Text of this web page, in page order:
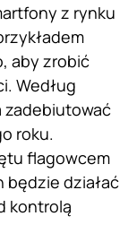
z rynku
aby zrobić
Według
zadebiutować
roku.
flagowcem
będzie działać
kontrolą